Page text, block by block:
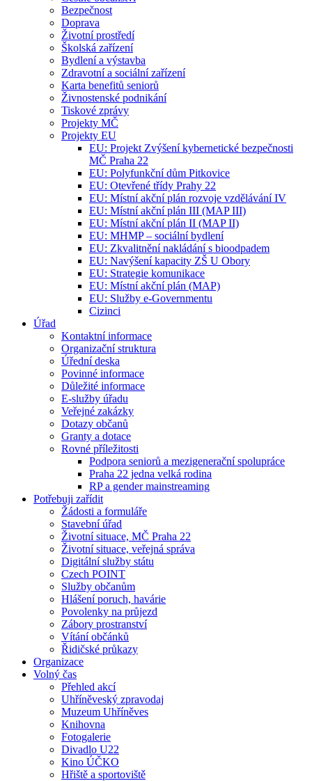
Bezpečnost
Doprava
Životní prostředí
Školská zařízení
Bydlení a výstavba
Zdravotní a sociální zařízení
Karta benefitů seniorů
Živnostenské podnikání
Tiskové zprávy
Projekty MČ
Projekty EU
EU: Projekt Zvýšení kybernetické bezpečnosti
MČ Praha 22
EU: Polyfunkční dům Pitkovice
EU: Otevřené třídy Prahy 22
EU: Místní akční plán rozvoje vzdělávání IV
EU: Místní akční plán III (MAP III)
EU: Místní akční plán II (MAP II)
EU: MHMP – sociální bydlení
EU: Zkvalitnění nakládání s bioodpadem
EU: Navýšení kapacity ZŠ U Obory
EU: Strategie komunikace
EU: Místní akční plán (MAP)
EU: Služby e-Governmentu
Cizinci
Úřad
Kontaktní informace
Organizační struktura
Úřední deska
Povinné informace
Důležité informace
E-služby úřadu
Veřejné zakázky
Dotazy občanů
Granty a dotace
Rovné příležitosti
Podpora seniorů a mezigenerační spolupráce
Praha 22 jedna velká rodina
RP a gender mainstreaming
Potřebuji zařídit
Žádosti a formuláře
Stavební úřad
Životní situace, MČ Praha 22
Životní situace, veřejná správa
Digitální služby státu
Czech POINT
Služby občanům
Hlášení poruch, havárie
Povolenky na průjezd
Zábory prostranství
Vítání občánků
Řidičské průkazy
Organizace
Volný čas
Přehled akcí
Uhříněveský zpravodaj
Muzeum Uhříněves
Knihovna
Fotogalerie
Divadlo U22
Kino ÚČKO
Hřiště a sportoviště